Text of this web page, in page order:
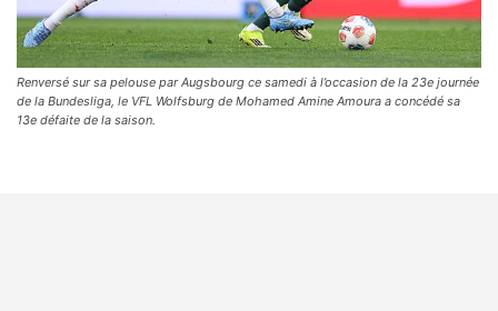
Renversé sur sa pelouse par Augsbourg ce samedi à l’occasion de la 23e journée
de la Bundesliga, le VFL Wolfsburg de Mohamed Amine Amoura a concédé sa
13e défaite de la saison.